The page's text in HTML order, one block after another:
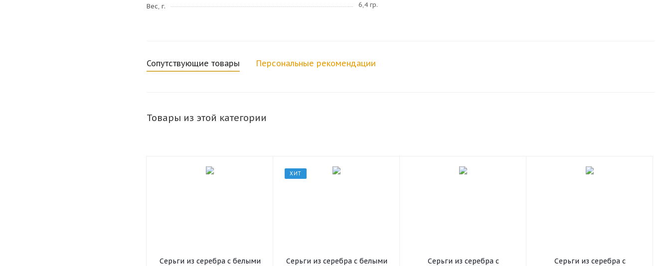
Вес, г.
6,4 гр.
Сопутствующие товары Персональные рекомендации
Товары из этой категории
Серьги из серебра c белыми
ХИТ
Серьги из серебра c белыми
Серьги из серебра с
Серьги из серебра с